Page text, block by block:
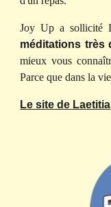
Joy Up a sollicité
méditations très
mieux vous
Parce que dans la
Le site de Laetitia